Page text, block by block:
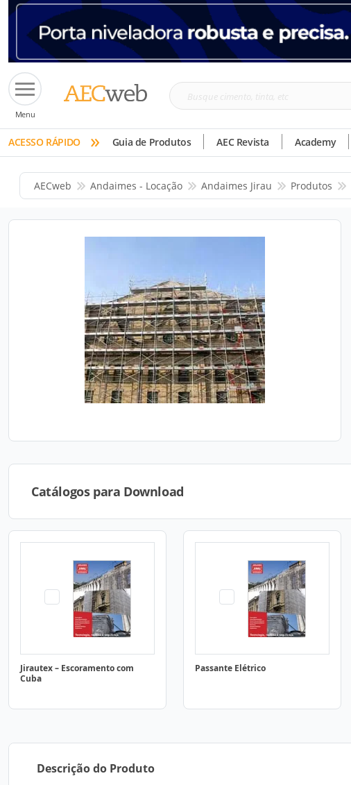
Menu
Busque
tinta,
etc
ACESSO RÁPIDO » Guia de Produtos AEC Revista Academy
AECweb Andaimes - Locação Andaimes Jirau Produtos
Catálogos para Download
Jirautex – Escoramento com
Cuba
Passante Elétrico
Descrição do Produto